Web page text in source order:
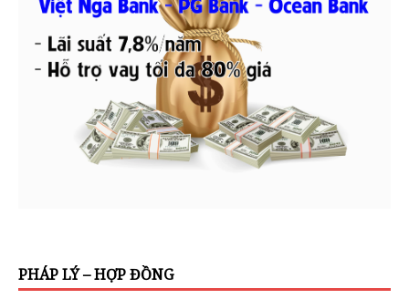
PHÁP LÝ – HỢP ĐỒNG